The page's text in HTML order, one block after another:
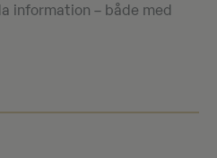
information – både med